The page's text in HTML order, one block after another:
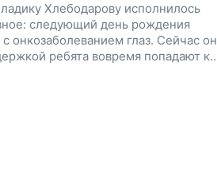
Хлебодарову исполнилось
следующий день рождения
онкозаболеванием глаз. Сейчас он
ребята вовремя попадают к